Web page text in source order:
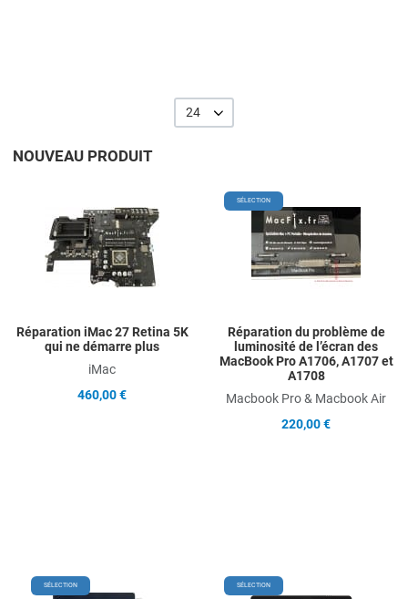
24
NOUVEAU PRODUIT
Add to Wishlist
Add to Compare
Quick View
Réparation iMac 27 Retina 5K
qui ne démarre plus
iMac
460,00 €
SÉLECTION
Réparation du problème de
luminosité de l’écran des
MacBook Pro A1706, A1707 et
A1708
Macbook Pro & Macbook Air
220,00 €
SÉLECTION Add to Wishlist
SÉLECTION